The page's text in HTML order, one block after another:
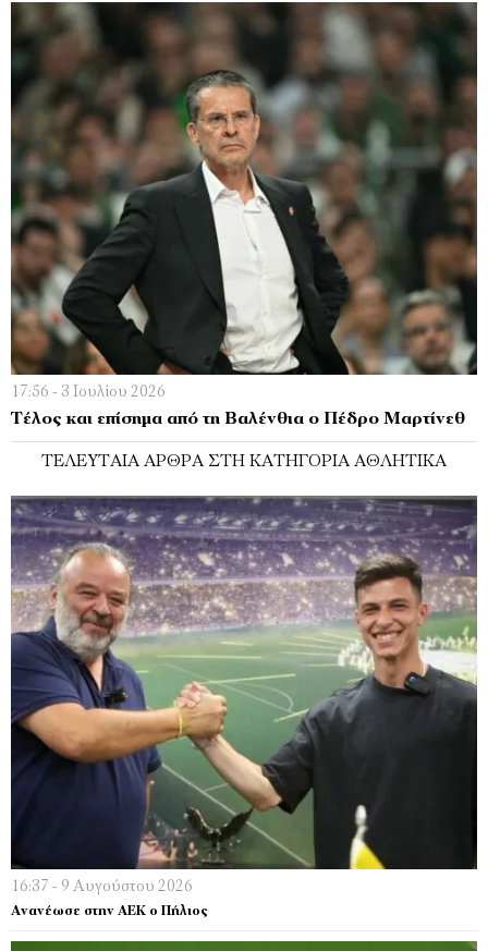
17:56 - 3 Ιουλίου 2026
Τέλος και επίσημα από τη Βαλένθια ο Πέδρο Μαρτίνεθ
ΤΕΛΕΥΤΑΊΑ ΆΡΘΡΑ ΣΤΗ ΚΑΤΗΓΟΡΊΑ ΑΘΛΗΤΙΚΆ
16:37 - 9 Αυγούστου 2026
Ανανέωσε στην ΑΕΚ ο Πήλιος